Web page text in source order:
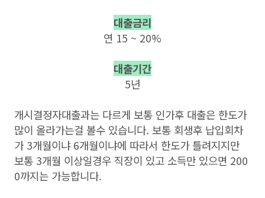
대출금리
연 15 ~ 20%
대출기간
5년
개시결정자대출과는 다르게 보통 인가후 대출은 한도가
많이 올라가는걸 볼수 있습니다. 보통 회생후 납입회차
가 3개월이냐 6개월이냐에 따라서 한도가 틀려지지만
보통 3개월 이상일경우 직장이 있고 소득만 있으면 200
0까지는 가능합니다.